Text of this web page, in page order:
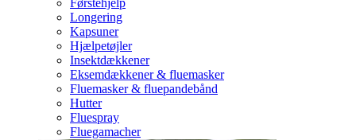
Førstehjelp
Longering
Kapsuner
Hjælpetøjler
Insektdækkener
Eksemdækkener & fluemasker
Fluemasker & fluepandebånd
Hutter
Fluespray
Fluegamacher